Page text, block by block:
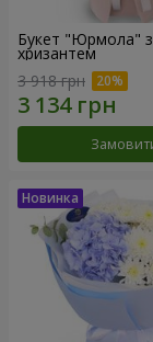
Букет "Юрмола" з
хризантем
3 918 грн